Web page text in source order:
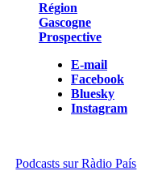
Région
Gascogne
Prospective
E-mail
Facebook
Bluesky
Instagram
Podcasts sur Ràdio País